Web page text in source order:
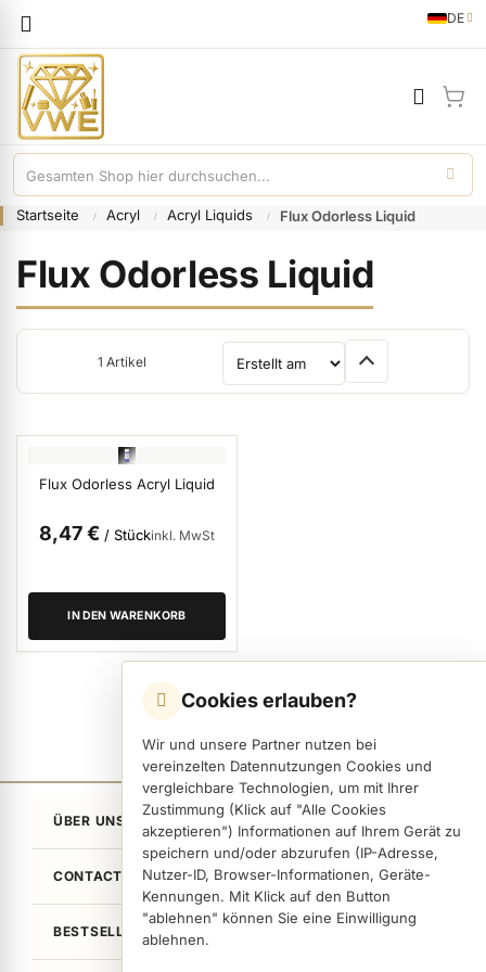
Cookies erlauben?
Wir und unsere Partner nutzen bei
vereinzelten Datennutzungen Cookies und
vergleichbare Technologien, um mit Ihrer
Zustimmung (Klick auf "Alle Cookies
akzeptieren") Informationen auf Ihrem Gerät zu
speichern und/oder abzurufen (IP-Adresse,
Nutzer-ID, Browser-Informationen, Geräte-
Kennungen. Mit Klick auf den Button
"ablehnen" können Sie eine Einwilligung
ablehnen.
Sprache
DE
German
Farbgele anzeigen
Acryl anzeigen
Nagellack & Flüssigkeiten anzeigen
NailArt anzeigen
Startseite Acryl Acryl Liquids Flux Odorless Liquid
Flux Odorless Liquid
1 Artikel
Sortieren nach
Flux Odorless Acryl Liquid
8,47 € / Stückinkl. MwSt
IN DEN WARENKORB
ÜBER UNS
CONTACT
BESTSELLER